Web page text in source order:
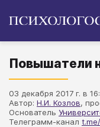
Повышатели
03 декабря 2017 г. в
Автор: Н.И. Козлов,
Основатель
Телеграмм-канал